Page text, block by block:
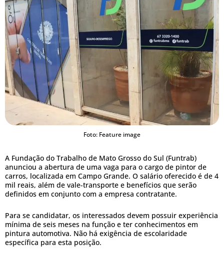
Foto: Feature image
A Fundação do Trabalho de Mato Grosso do Sul (Funtrab)
anunciou a abertura de uma vaga para o cargo de pintor de
carros, localizada em Campo Grande. O salário oferecido é de 4
mil reais, além de vale-transporte e benefícios que serão
definidos em conjunto com a empresa contratante.
Para se candidatar, os interessados devem possuir experiência
mínima de seis meses na função e ter conhecimentos em
pintura automotiva. Não há exigência de escolaridade
específica para esta posição.